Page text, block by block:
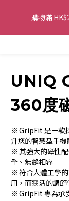
購物滿
購物滿
全單金額：每滿
歡迎
UNIQ
360度
※ GripFit 是一款
升您的智慧型手機
※ 其強大的磁性
全、無縫相容
※ 符合人體工學
用，而靈活的調
※ GripFit 專為承